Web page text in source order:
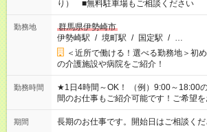
り） ■無料駐車場もご相談ください
勤務地
群馬県伊勢崎市
伊勢崎駅 / 境町駅 / 国定駅 / …
＜近所で働ける！選べる勤務地＞初
の介護施設や病院をご紹介！
勤務時間
★1日4時間～OK！ （例）9:00～18:00
間のお仕事もご紹介可能です！ご希望
庭の都合でお休みが必要な場合も遠慮な
週最低15時間以上の勤務が必要です
期間 長期のお仕事です。開始日はご相談く